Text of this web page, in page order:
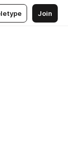
Join